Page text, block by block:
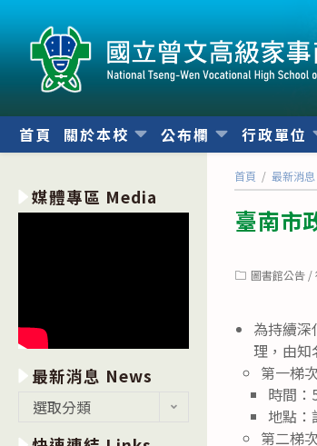
內
首頁 關於本校 公布欄 行政單位
首頁 / 最新消息
臺南市
Post圖書館公告 /
為持續
理，由知
第一梯
時間：
地點：
第二梯
媒體專區 Media
最新消息 News
選取分類